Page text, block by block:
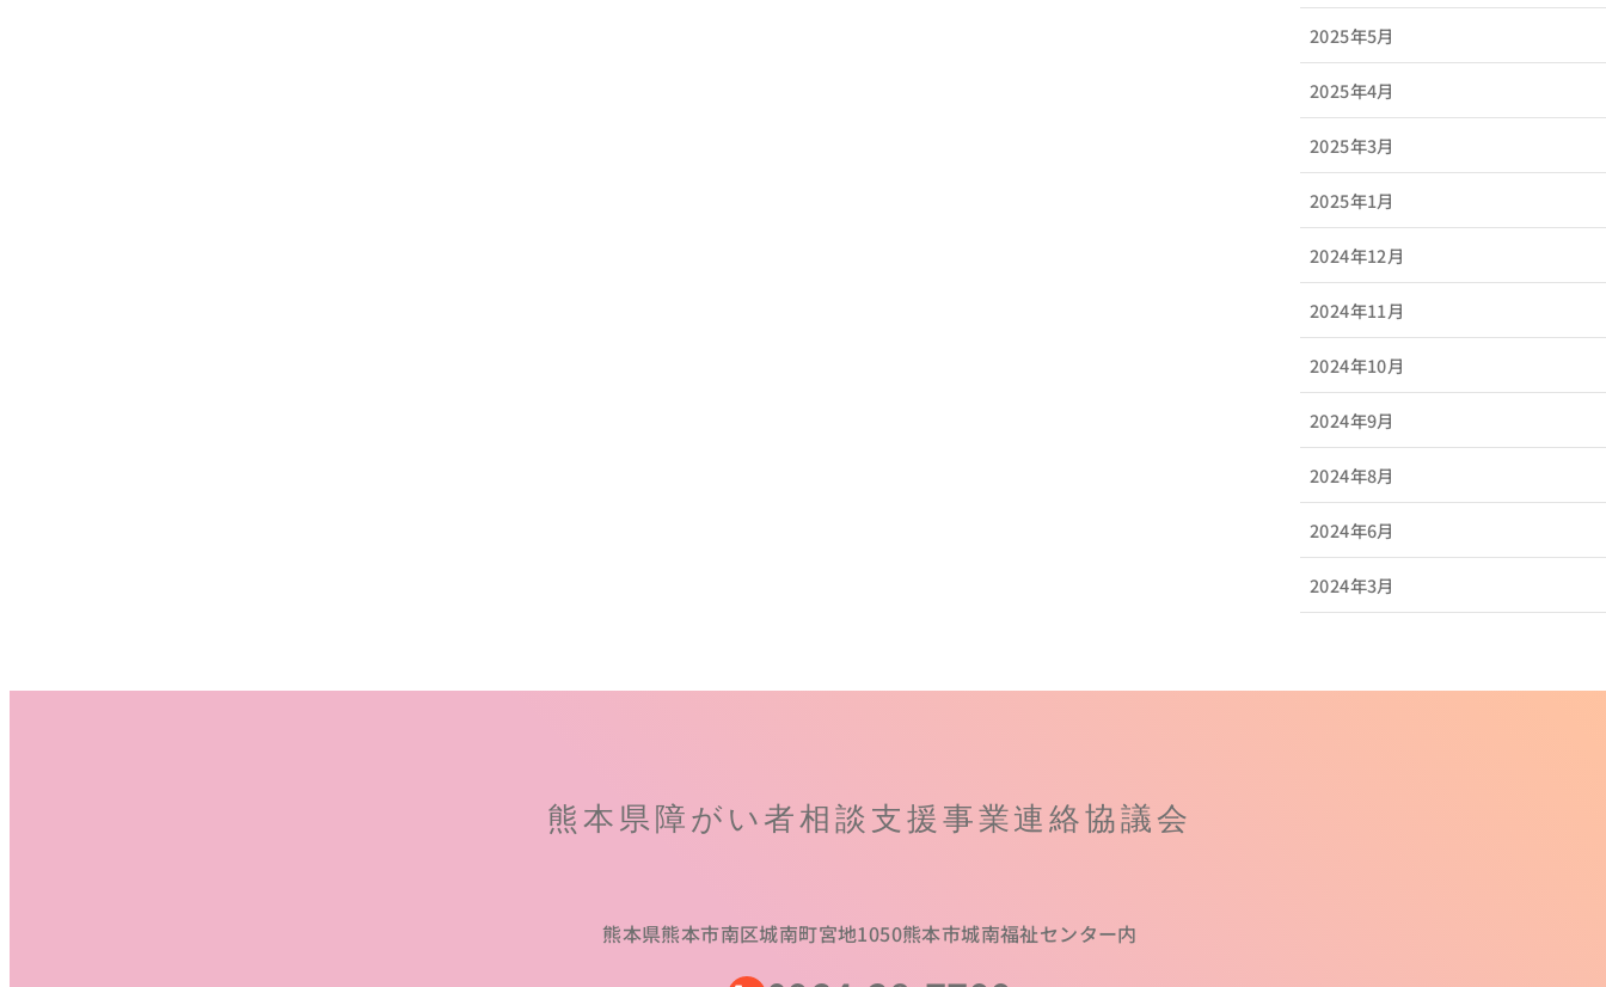
2025年5月
2025年4月
2025年3月
2025年1月
2024年12月
2024年11月
2024年10月
2024年9月
2024年8月
2024年6月
2024年3月
熊本県障がい者相談支援事業連絡協議会
熊本県熊本市南区城南町宮地1050熊本市城南福祉センター内